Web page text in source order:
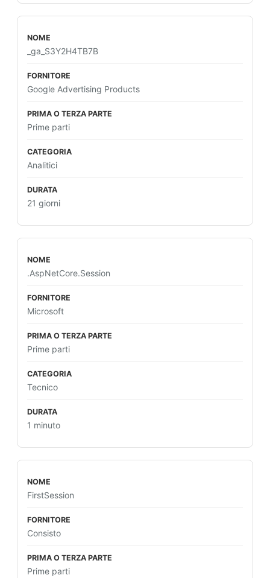
_ga_S3Y2H4TB7B
Google Advertising Products
Prime parti
Analitici
21 giorni
.AspNetCore.Session
Microsoft
Prime parti
Tecnico
1 minuto
FirstSession
Consisto
Prime parti